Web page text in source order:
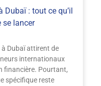
: tout ce qu’il
lancer
Dubaï attirent de
internationaux
financière. Pourtant,
spécifique reste